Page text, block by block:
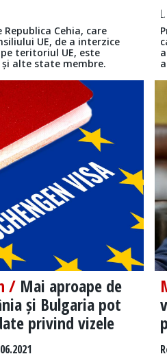
Cehia, care
UE, de a interzice
teritoriul UE, este
și alte state membre.
L.
/ Mai aproape de
și Bulgaria pot
privind vizele